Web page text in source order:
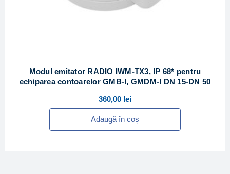
Modul emitator RADIO IWM-TX3, IP 68* pentru
echiparea contoarelor GMB-I, GMDM-I DN 15-DN 50
360,00 lei
Adaugă în coș